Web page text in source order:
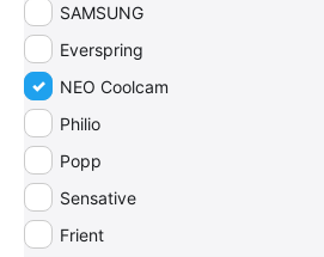
SAMSUNG
Everspring
NEO Coolcam
Philio
Popp
Sensative
Frient